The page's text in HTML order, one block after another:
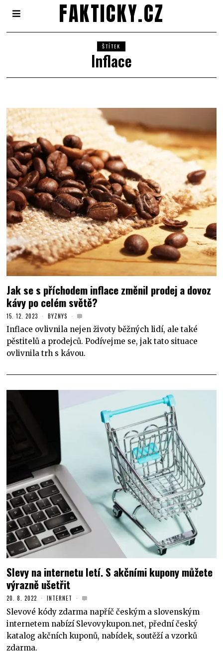
FAKTICKY.CZ
ŠTÍTEK
Inflace
Jak se s příchodem inflace změnil prodej a dovoz
kávy po celém světě?
15. 12. 2023 BYZNYS
Inflace ovlivnila nejen životy běžných lidí, ale také
pěstitelů a prodejců. Podívejme se, jak tato situace
ovlivnila trh s kávou.
Slevy na internetu letí. S akčními kupony můžete
výrazně ušetřit
20. 8. 2022 INTERNET
Slevové kódy zdarma napříč českým a slovenským
internetem nabízí Slevovykupon.net, přední český
katalog akčních kuponů, nabídek, soutěží a vzorků
zdarma.